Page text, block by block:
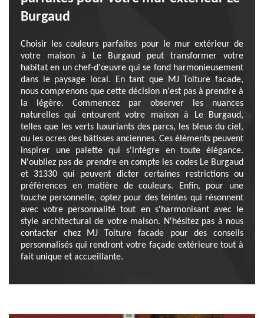
Burgaud
Choisir les couleurs parfaites pour le mur extérieur de
votre maison à Le Burgaud peut transformer votre
habitat en un chef-d'œuvre qui se fond harmonieusement
dans le paysage local. En tant que MJ Toiture facade,
nous comprenons que cette décision n'est pas à prendre à
la légère. Commencez par observer les nuances
naturelles qui entourent votre maison à Le Burgaud,
telles que les verts luxuriants des parcs, les bleus du ciel,
ou les ocres des bâtisses anciennes. Ces éléments peuvent
inspirer une palette qui s'intègre en toute élégance.
N'oubliez pas de prendre en compte les codes Le Burgaud
et 31330 qui peuvent dicter certaines restrictions ou
préférences en matière de couleurs. Enfin, pour une
touche personnelle, optez pour des teintes qui résonnent
avec votre personnalité tout en s'harmonisant avec le
style architectural de votre maison. N'hésitez pas à nous
contacter chez MJ Toiture facade pour des conseils
personnalisés qui rendront votre façade extérieure tout à
fait unique et accueillante.